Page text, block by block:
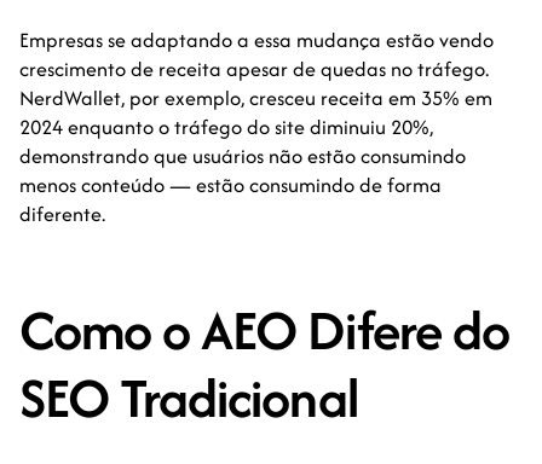
Empresas se adaptando a essa mudança estão vendo
crescimento de receita apesar de quedas no tráfego.
NerdWallet, por exemplo, cresceu receita em 35% em
2024 enquanto o tráfego do site diminuiu 20%,
demonstrando que usuários não estão consumindo
menos conteúdo — estão consumindo de forma
diferente.
Como o AEO Difere do
SEO Tradicional